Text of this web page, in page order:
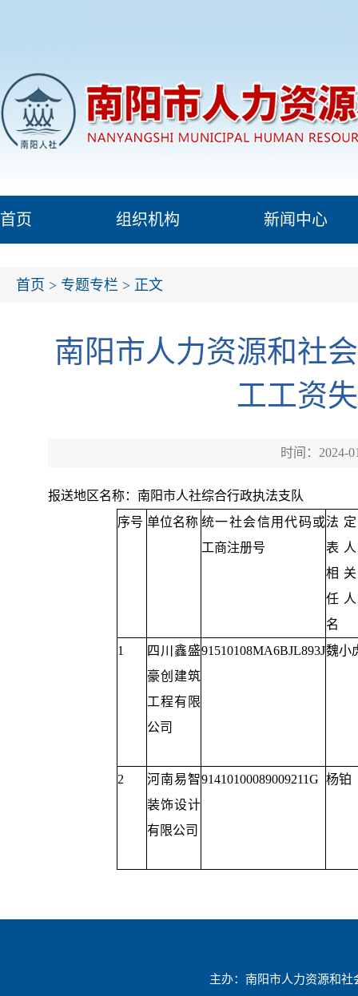
首页 组织机构 新闻中心
首页 > 专题专栏 > 正文
南阳市人力资源和社
工工资
时间：2024-
报送地区名称：南阳市人社综合行政执法支队
序号 单位名称 统一社会信用代码或
工商注册号
法
表
相
任
名
1
四川鑫盛
豪创建筑
工程有限
公司
91510108MA6BJL893J魏小
2
河南易智
装饰设计
有限公司
91410100089009211G 杨铂
主办：南阳市人力资源和